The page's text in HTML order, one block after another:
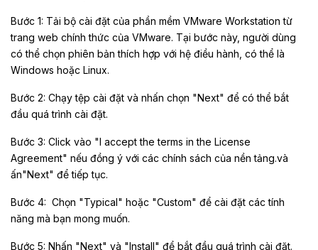
Bước 1: Tải bộ cài đặt của phần mềm VMware Workstation từ
trang web chính thức của VMware. Tại bước này, người dùng
có thể chọn phiên bản thích hợp với hệ điều hành, có thể là
Windows hoặc Linux.
Bước 2: Chạy tệp cài đặt và nhấn chọn "Next" để có thể bắt
đầu quá trình cài đặt.
Bước 3: Click vào "I accept the terms in the License
Agreement" nếu đồng ý với các chính sách của nền tảng.và
ấn"Next" để tiếp tục.
Bước 4: Chọn "Typical" hoặc "Custom" để cài đặt các tính
năng mà bạn mong muốn.
Bước 5: Nhấn "Next" và "Install" để bắt đầu quá trình cài đặt.